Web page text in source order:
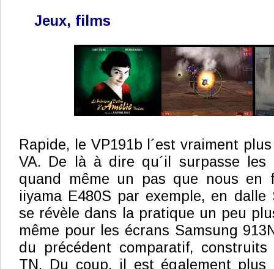
Jeux, films
Rapide, le VP191b l´est vraiment
VA. De là à dire qu´il surpasse
quand même un pas que nous en
iiyama E480S par exemple, en dalle
se révèle dans la pratique un peu
même pour les écrans Samsung
du précédent comparatif,
TN. Du coup, il est également plus